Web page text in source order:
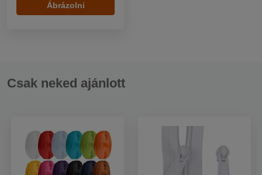
Ábrázolni
Csak neked ajánlott